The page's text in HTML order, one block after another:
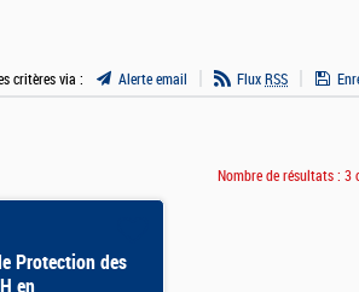
critères via : Alerte email Flux RSS
Nombre de résultats : 3
Protection des
en